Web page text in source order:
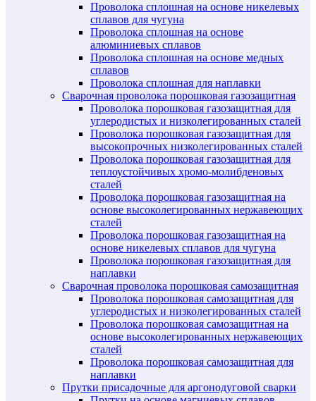
Проволока сплошная на основе никелевых
сплавов для чугуна
Проволока сплошная на основе
алюминиевых сплавов
Проволока сплошная на основе медных
сплавов
Проволока сплошная для наплавки
Сварочная проволока порошковая газозащитная
Проволока порошковая газозащитная для
углеродистых и низколегированных сталей
Проволока порошковая газозащитная для
высокопрочных низколегированных сталей
Проволока порошковая газозащитная для
теплоустойчивых хромо-молибденовых
сталей
Проволока порошковая газозащитная на
основе высоколегированных нержавеющих
сталей
Проволока порошковая газозащитная на
основе никелевых сплавов для чугуна
Проволока порошковая газозащитная для
наплавки
Сварочная проволока порошковая самозащитная
Проволока порошковая самозащитная для
углеродистых и низколегированных сталей
Проволока порошковая самозащитная на
основе высоколегированных нержавеющих
сталей
Проволока порошковая самозащитная для
наплавки
Прутки присадочные для аргонодуговой сварки